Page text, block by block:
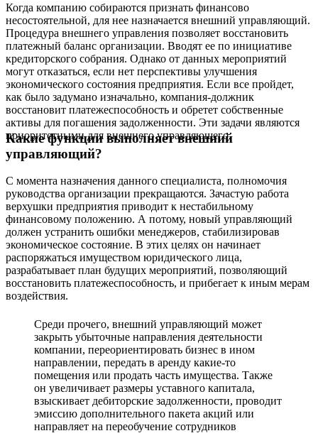
Когда компанию собираются признать финансово
несостоятельной, для нее назначается внешний управляющий.
Процедура внешнего управления позволяет восстановить
платежный баланс организации. Вводят ее по инициативе
кредиторского собрания. Однако от данных мероприятий
могут отказаться, если нет перспективы улучшения
экономического состояния предприятия. Если все пройдет,
как было задумано изначально, компания-должник
восстановит платежеспособность и обретет собственные
активы для погашения задолженности. Эти задачи являются
приоритетными для внешнего управляющего.
Какие функции выполняет внешний
управляющий?
С момента назначения данного специалиста, полномочия
руководства организации прекращаются. Зачастую работа
верхушки предприятия приводит к нестабильному
финансовому положению. А потому, новый управляющий
должен устранить ошибки менеджеров, стабилизировав
экономическое состояние. В этих целях он начинает
распоряжаться имуществом юридического лица,
разрабатывает план будущих мероприятий, позволяющий
восстановить платежеспособность, и прибегает к иным мерам
воздействия.
Среди прочего, внешний управляющий может
закрыть убыточные направления деятельности
компании, переориентировать бизнес в ином
направлении, передать в аренду какие-то
помещения или продать часть имущества. Также
он увеличивает размеры уставного капитала,
взыскивает дебиторские задолженности, проводит
эмиссию дополнительного пакета акций или
направляет на переобучение сотрудников